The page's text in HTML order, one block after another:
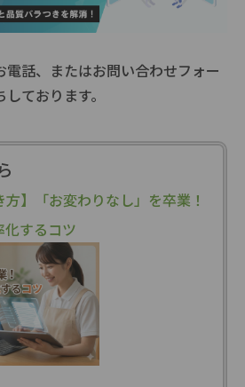
電話、またはお問い合わせフォー
ております。
】「お変わりなし」を卒業！
するコツ